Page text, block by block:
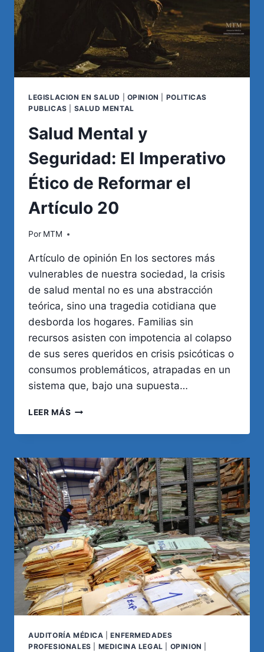
LEGISLACION EN SALUD OPINION
POLITICAS
PUBLICAS
SALUD MENTAL
Salud Mental y
Seguridad: El Imperativo
Ético de Reformar el
Artículo 20
Por MTM
Artículo de opinión En los sectores más
vulnerables de nuestra sociedad, la crisis
de salud mental no es una abstracción
teórica, sino una tragedia cotidiana que
desborda los hogares. Familias sin
recursos asisten con impotencia al colapso
de sus seres queridos en crisis psicóticas o
consumos problemáticos, atrapadas en un
sistema que, bajo una supuesta…
LEER MÁS SALUD
Y
EL
IMPERATIVO
ÉTICO
DE
REFORMAR
EL
ARTÍCULO
20
AUDITORÍA MÉDICA |ENFERMEDADES
PROFESIONALES
MEDICINA LEGAL OPINION